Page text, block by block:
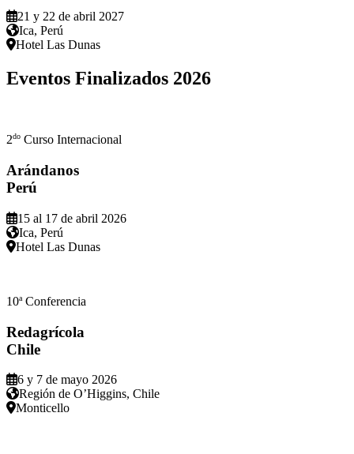
21 y 22 de abril 2027
Ica, Perú
Hotel Las Dunas
Eventos Finalizados 2026
2do Curso Internacional
Arándanos
Perú
15 al 17 de abril 2026
Ica, Perú
Hotel Las Dunas
10aConferencia
Redagrícola
Chile
6 y 7 de mayo 2026
Región de O’Higgins, Chile
Monticello